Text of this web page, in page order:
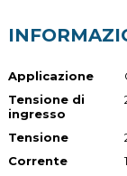
Applicazione
Tensione di
ingresso
Tensione
Corrente